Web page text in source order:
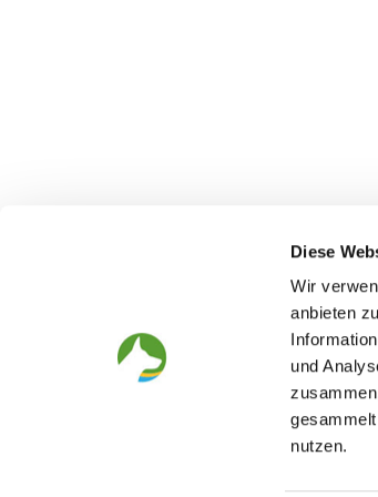
Diese
Wir
anbieten
und
nutzen.
The German Shepherd
Everything about the breed
Breeding and upbringing
Breeding predisposition test